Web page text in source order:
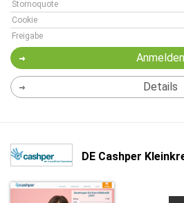
Stornoquote
Cookie
Freigabe
Anmelden
Details
DE Cashper